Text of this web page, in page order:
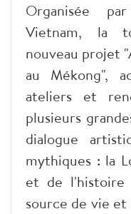
Organisée
Vietnam, la
nouveau projet
au Mékong",
ateliers et
plusieurs
dialogue
mythiques : la
et de l'histoire
source de vie et